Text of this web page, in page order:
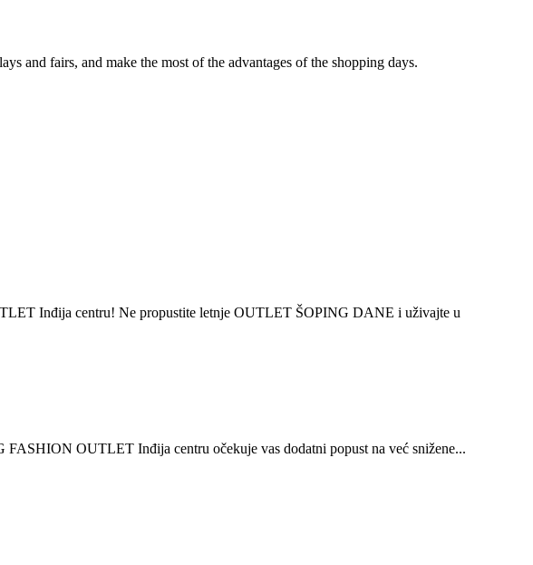
and fairs, and make the most of the advantages of the shopping days.
Inđija centru! Ne propustite letnje OUTLET ŠOPING DANE i uživajte u
FASHION OUTLET Inđija centru očekuje vas dodatni popust na već snižene...